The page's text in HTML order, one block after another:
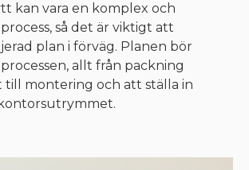
kan vara en komplex och
så det är viktigt att
plan i förväg. Planen bör
allt från packning
till montering och att ställa in